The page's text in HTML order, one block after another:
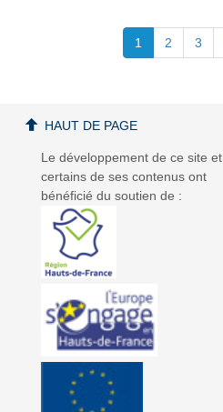
1 2 3
Le développement de ce site et
certains de ses contenus ont
bénéficié du soutien de :
HAUT DE PAGE